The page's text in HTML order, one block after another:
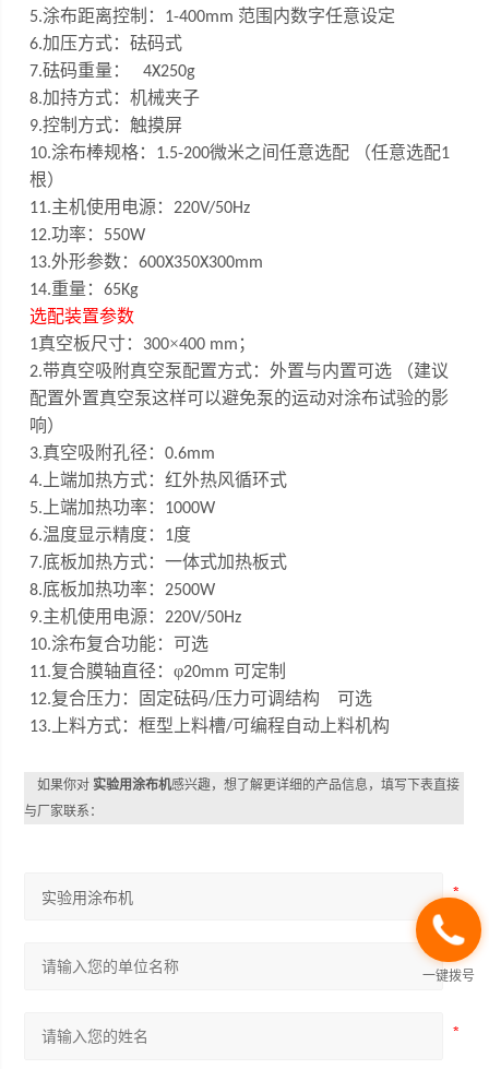
5.涂布距离控制： 1-400mm 范围内数字任意设定
6.加压方式：砝码式
7.砝码重量：4X250g
8.加持方式：机械夹子
9.控制方式：触摸屏
10.涂布棒规格： 1.5-200微米之间任意选配 （任意选配1
根）
11.主机使用电源： 220V/50Hz
12.功率： 550W
13.外形参数：600X350X300mm
14.重量：65Kg
选配装置参数
1真空板尺寸： 300×400 mm ；
2.带真空吸附真空泵配置方式：外置与内置可选 （建议
配置外置真空泵这样可以避免泵的运动对涂布试验的影
响）
3.真空吸附孔径：0.6mm
4. 上端加热方式：红外热风循环式
5. 上端加热功率： 1000W
6.温度显示精度： 1度
7.底板加热方式：一体式加热板式
8.底板加热功率： 2500W
9.主机使用电源： 220V/50Hz
10.涂布复合功能：可选
11.复合膜轴直径：φ20mm 可定制
12.复合压力：固定砝码/压力可调结构 可选
13. 上料方式：框型上料槽/可编程自动上料机构
如果你对 实验用涂布机感兴趣，想了解更详细的产品信息，填写下表直接
与厂家联系：
一键拨号